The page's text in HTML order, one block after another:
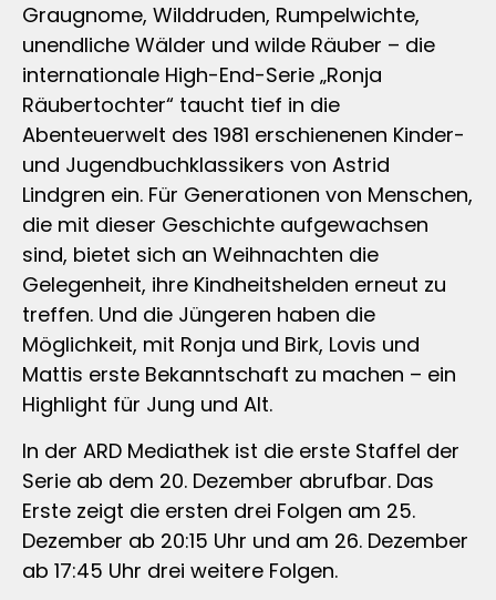
Graugnome, Wilddruden, Rumpelwichte,
unendliche Wälder und wilde Räuber – die
internationale High-End-Serie „Ronja
Räubertochter“ taucht tief in die
Abenteuerwelt des 1981 erschienenen Kinder-
und Jugendbuchklassikers von Astrid
Lindgren ein. Für Generationen von Menschen,
die mit dieser Geschichte aufgewachsen
sind, bietet sich an Weihnachten die
Gelegenheit, ihre Kindheitshelden erneut zu
treffen. Und die Jüngeren haben die
Möglichkeit, mit Ronja und Birk, Lovis und
Mattis erste Bekanntschaft zu machen – ein
Highlight für Jung und Alt.
In der ARD Mediathek ist die erste Staffel der
Serie ab dem 20. Dezember abrufbar. Das
Erste zeigt die ersten drei Folgen am 25.
Dezember ab 20:15 Uhr und am 26. Dezember
ab 17:45 Uhr drei weitere Folgen.